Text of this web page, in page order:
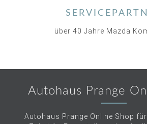
über 40 Jahre Mazda
Autohaus Prange
Autohaus Prange Online Shop